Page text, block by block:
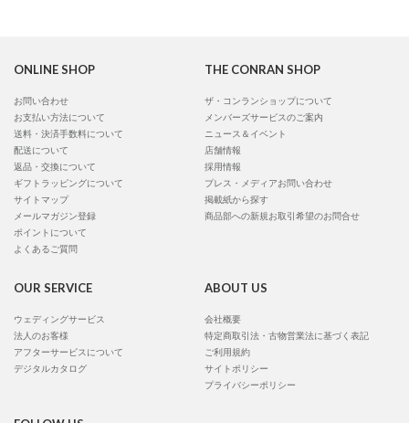
ONLINE SHOP
お問い合わせ
お支払い方法について
送料・決済手数料について
配送について
返品・交換について
ギフトラッピングについて
サイトマップ
メールマガジン登録
ポイントについて
よくあるご質問
THE CONRAN SHOP
ザ・コンランショップについて
メンバーズサービスのご案内
ニュース＆イベント
店舗情報
採用情報
プレス・メディアお問い合わせ
掲載紙から探す
商品部への新規お取引希望のお問合せ
OUR SERVICE
ウェディングサービス
法人のお客様
アフターサービスについて
デジタルカタログ
ABOUT US
会社概要
特定商取引法・古物営業法に基づく表記
ご利用規約
サイトポリシー
プライバシーポリシー